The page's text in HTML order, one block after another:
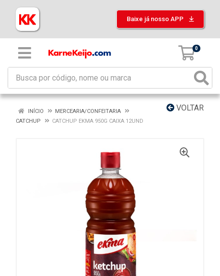
Baixe já nosso APP
0
VOLTAR
INÍCIO
MERCEARIA/CONFEITARIA
CATCHUP
CATCHUP EKMA 950G CAIXA 12UND